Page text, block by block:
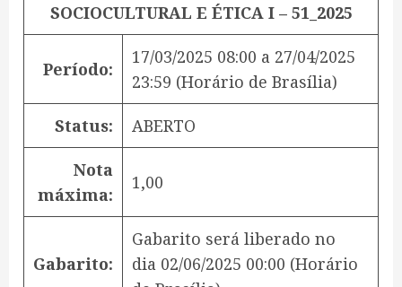
SOCIOCULTURAL E ÉTICA I – 51_2025
Período:
17/03/2025 08:00 a 27/04/2025
23:59 (Horário de Brasília)
Status: ABERTO
Nota
máxima:
1,00
Gabarito:
Gabarito será liberado no
dia 02/06/2025 00:00 (Horário